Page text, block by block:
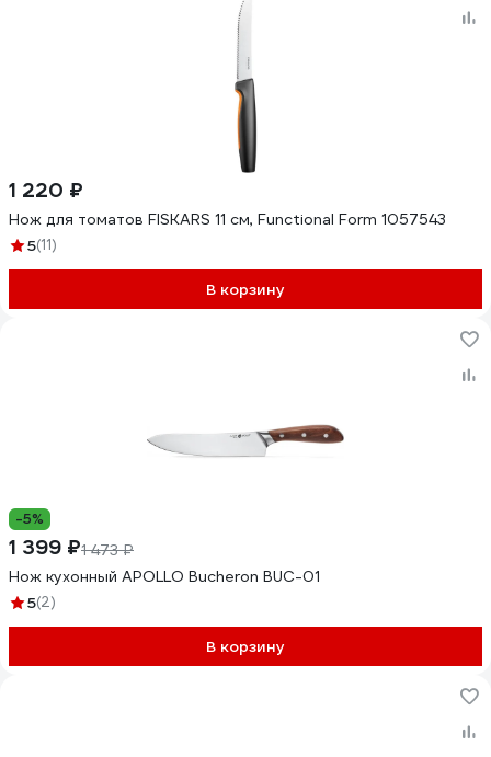
1 220 ₽
Нож для томатов FISKARS 11 см, Functional Form 1057543
5(11)
В корзину
-5%
1 399 ₽1 473 ₽
Нож кухонный APOLLO Bucheron BUC-01
5(2)
В корзину